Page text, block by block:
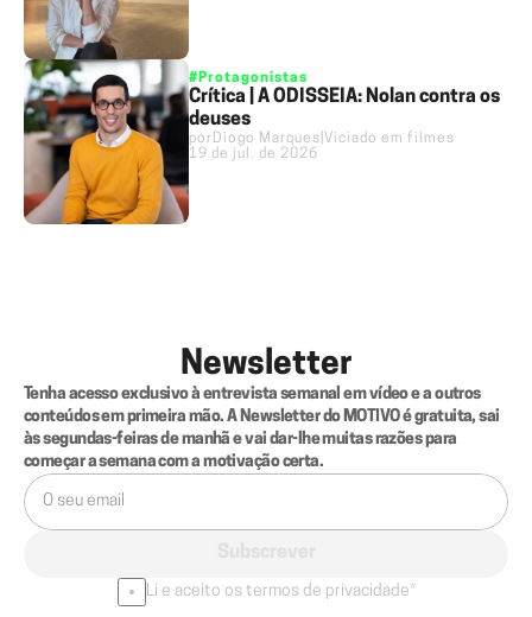
#Protagonistas
Crítica | A ODISSEIA: Nolan contra os
deuses
por Diogo Marques Viciado em filmes
19 de jul. de 2026
Newsletter
Tenha acesso exclusivo à entrevista semanal em vídeo e a outros
conteúdos em primeira mão. A Newsletter do MOTIVO é gratuita, sai
às segundas-feiras de manhã e vai dar-lhe muitas razões para
começar a semana com a motivação certa.
Li e aceito os termos de privacidade*